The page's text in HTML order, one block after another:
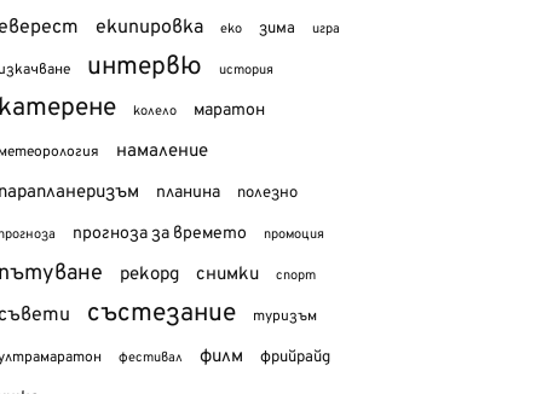
екипировка еко зима игра
интервю история
колело маратон
намаление
планина полезно
прогноза за времето промоция
рекорд снимки спорт
състезание туризъм
фестивал филм фрийрайд